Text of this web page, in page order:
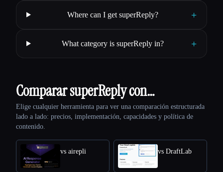
Where can I get superReply? +
What category is superReply in? +
Comparar superReply con…
Elige cualquier herramienta para ver una comparación estructurada
lado a lado: precios, implementación, capacidades y política de
contenido.
vs airepli vs DraftLab